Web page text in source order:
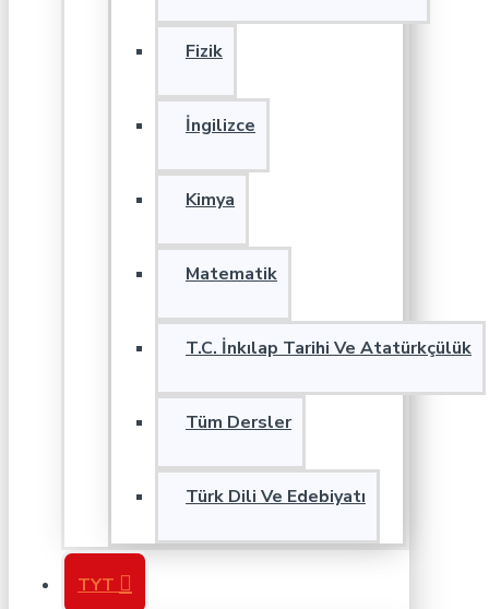
Fizik
İngilizce
Kimya
Matematik
T.C. İnkılap Tarihi Ve Atatürkçülük
Tüm Dersler
Türk Dili Ve Edebiyatı
TYT